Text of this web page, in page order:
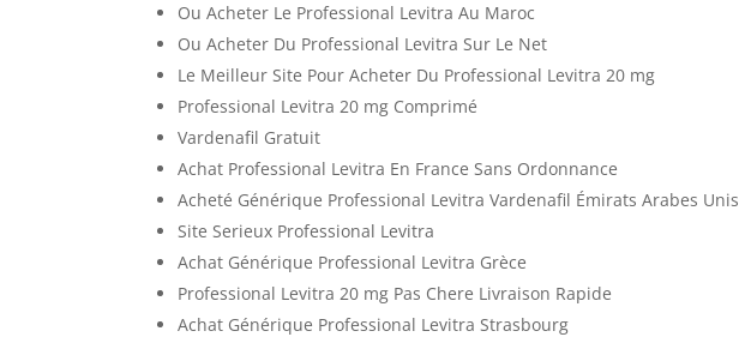
Ou Acheter Le Professional Levitra Au Maroc
Ou Acheter Du Professional Levitra Sur Le Net
Le Meilleur Site Pour Acheter Du Professional Levitra 20 mg
Professional Levitra 20 mg Comprimé
Vardenafil Gratuit
Achat Professional Levitra En France Sans Ordonnance
Acheté Générique Professional Levitra Vardenafil Émirats Arabes Unis
Site Serieux Professional Levitra
Achat Générique Professional Levitra Grèce
Professional Levitra 20 mg Pas Chere Livraison Rapide
Achat Générique Professional Levitra Strasbourg